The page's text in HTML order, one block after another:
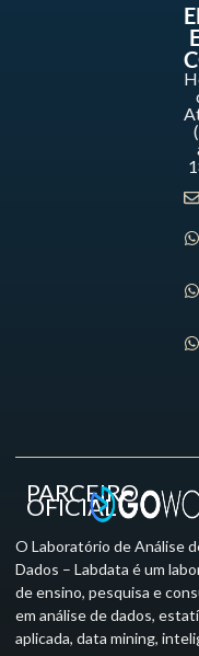
PARCEIRO
OFICIAL
O Laboratório de Análise
Dados – Labdata é um
de ensino, pesquisa e
em análise de dados,
aplicada, data mining,